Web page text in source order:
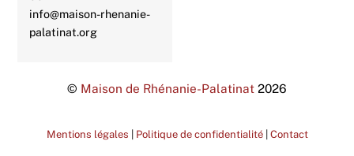
info@maison-rhenanie-
palatinat.org
© Maison de Rhénanie-Palatinat 2026
Mentions légales | Politique de confidentialité| Contact